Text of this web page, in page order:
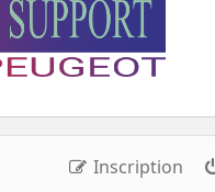
Inscription